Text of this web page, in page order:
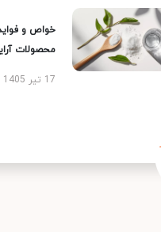
خواص و
محصولات
17 تیر 1405